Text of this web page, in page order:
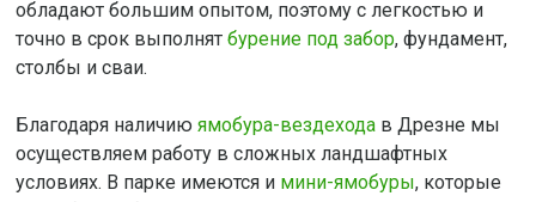
обладают большим опытом, поэтому с легкостью и
точно в срок выполнят бурение под забор, фундамент,
столбы и сваи.
Благодаря наличию ямобура-вездеходав Дрезне мы
осуществляем работу в сложных ландшафтных
условиях. В парке имеются и мини-ямобуры, которые